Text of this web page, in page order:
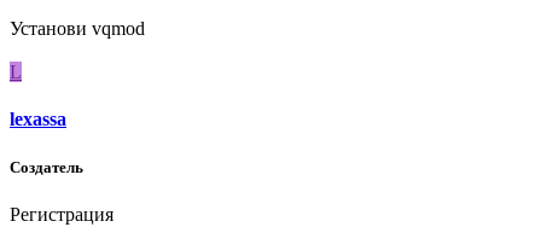
Установи vqmod
L
lexassa
Создатель
Регистрация